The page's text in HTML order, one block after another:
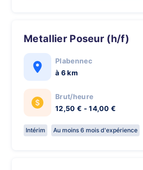
Metallier Poseur (h/f)
Plabennec
à 6 km
Brut/heure
12,50 € - 14,00 €
Intérim Au moins 6 mois d'expérience